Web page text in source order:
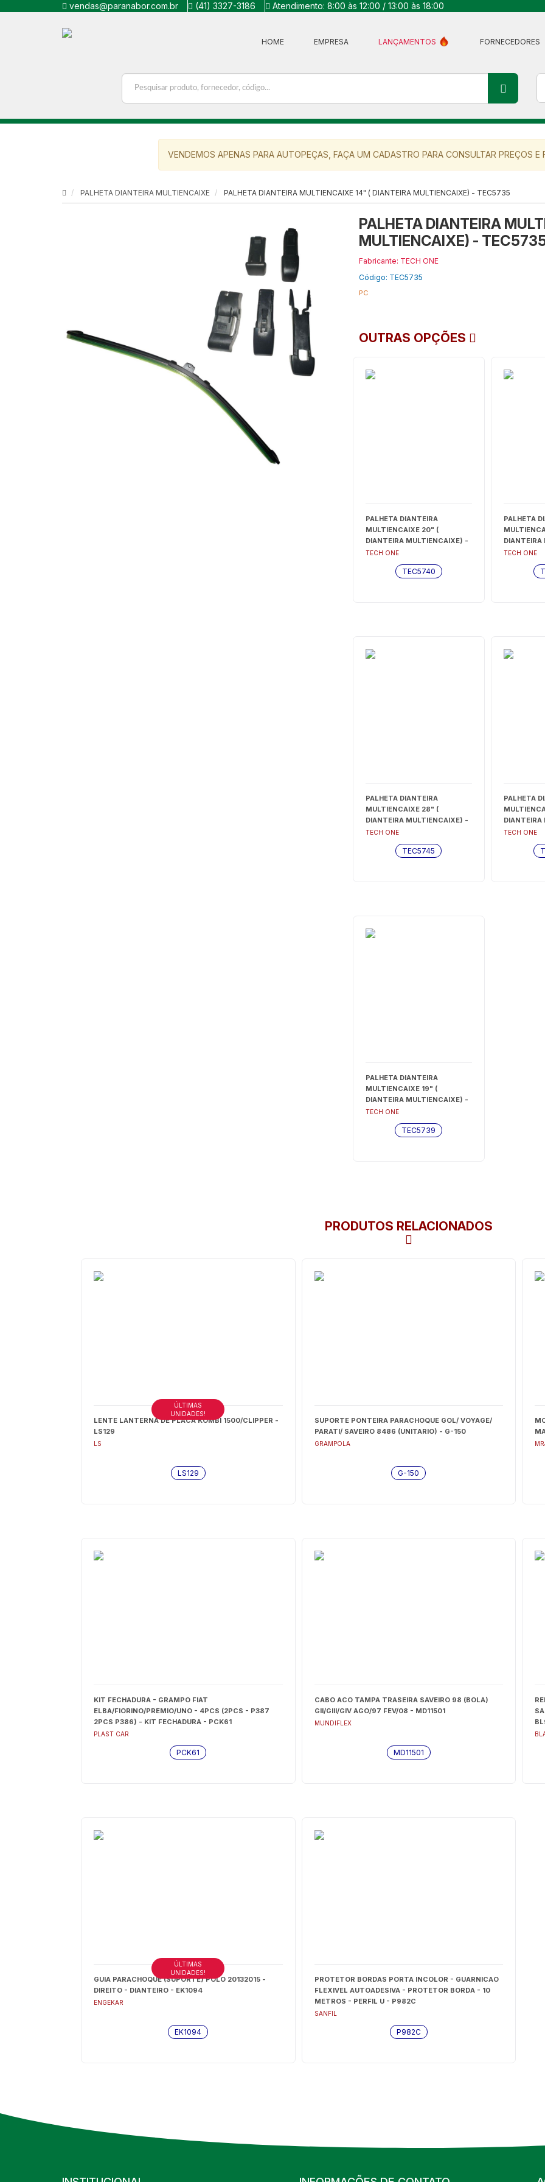
vendas@paranabor.com.br (41) 3327-3186 Atendimento: 8:00 às 12:00 / 13:00 às 18:00
HOME EMPRESA LANÇAMENTOS FORNECEDORES
VENDEMOS APENAS PARA AUTOPEÇAS, FAÇA UM CADASTRO PARA CONSULTAR PREÇOS E
PALHETA DIANTEIRA MULTIENCAIXE PALHETA DIANTEIRA MULTIENCAIXE 14" ( DIANTEIRA MULTIENCAIXE) - TEC5735
PALHETA DIANTEIRA
MULTIENCAIXE) -
Fabricante: TECH ONE
Código: TEC5735
PC
OUTRAS OPÇÕES
PALHETA DIANTEIRA
MULTIENCAIXE 20" (
DIANTEIRA MULTIENCAIXE) -
TEC5740
TECH ONE
TEC5740
PALHETA
TEC5738
TECH ONE
PALHETA DIANTEIRA
MULTIENCAIXE 28" (
DIANTEIRA MULTIENCAIXE) -
TEC5745
TECH ONE
TEC5745
PALHETA
TEC5743
TECH ONE
PALHETA DIANTEIRA
MULTIENCAIXE 19" (
DIANTEIRA MULTIENCAIXE) -
TEC5739
TECH ONE
TEC5739
PRODUTOS RELACIONADOS
LENTE LANTERNA DE PLACA KOMBI 1500/CLIPPER -
LS129
LS
ÚLTIMAS
UNIDADES!
LS129
SUPORTE PONTEIRA PARACHOQUE GOL/ VOYAGE/
PARATI/ SAVEIRO 8486 (UNITARIO) - G-150
GRAMPOLA
G-150
KIT FECHADURA - GRAMPO FIAT
ELBA/FIORINO/PREMIO/UNO - 4PCS (2PCS - P387
2PCS P386) - KIT FECHADURA - PCK61
PLAST CAR
PCK61
CABO ACO TAMPA TRASEIRA SAVEIRO 98 (BOLA)
GII/GIII/GIV AGO/97 FEV/08 - MD11501
MUNDIFLEX
MD11501
GUIA PARACHOQUE (SUPORTE) POLO 20132015 -
DIREITO - DIANTEIRO - EK1094
ENGEKAR
ÚLTIMAS
UNIDADES!
EK1094
PROTETOR BORDAS PORTA INCOLOR - GUARNICAO
FLEXIVEL AUTOADESIVA - PROTETOR BORDA - 10
METROS - PERFIL U - P982C
SANFIL
P982C